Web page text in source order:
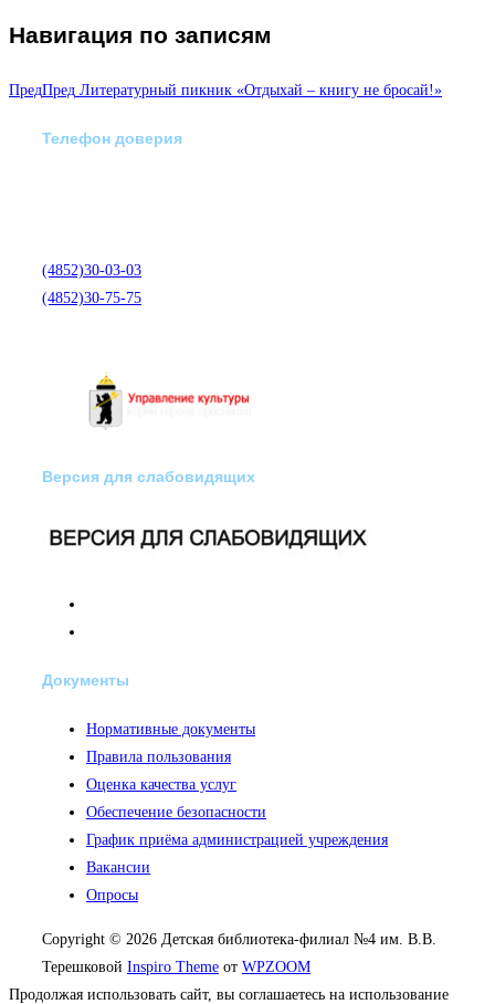
Навигация по записям
ПредПред Литературный пикник «Отдыхай – книгу не бросай!»
Телефон доверия
(4852)30-03-03
(4852)30-75-75
Версия для слабовидящих
Документы
Нормативные документы
Правила пользования
Оценка качества услуг
Обеспечение безопасности
График приёма администрацией учреждения
Вакансии
Опросы
Copyright © 2026 Детская библиотека-филиал №4 им. В.В.
Терешковой Inspiro Theme от WPZOOM
Продолжая использовать сайт, вы соглашаетесь на использование